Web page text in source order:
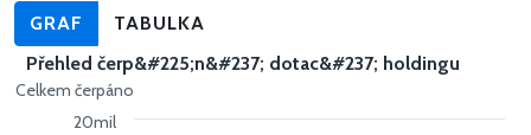
GRAF TABULKA
Celkem čerpáno
Přehled čerp&#225;n&#237; dotac&#237; holdingu
20mil